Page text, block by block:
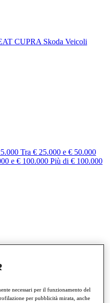
CUPRA Skoda Veicoli
Tra € 25.000 e € 50.000
e € 100.000 Più di € 100.000
necessari per il funzionamento del
per pubblicità mirata, anche